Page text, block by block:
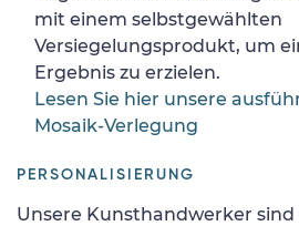
mit einem selbstgewählten
Versiegelungsprodukt, um
Ergebnis zu erzielen.
Lesen Sie hier unsere
Mosaik-Verlegung
PERSONALISIERUNG
Unsere Kunsthandwerker sind